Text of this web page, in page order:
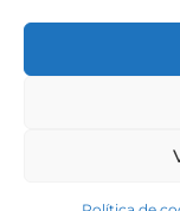
Pertenecemos a la
gracias al apoyo
por